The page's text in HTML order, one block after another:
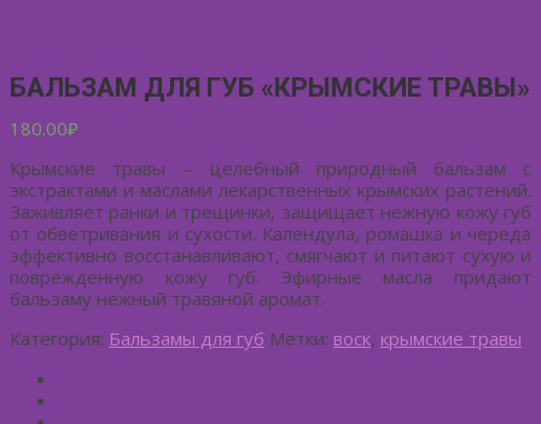
БАЛЬЗАМ ДЛЯ ГУБ «КРЫМСКИЕ ТРАВЫ»
180.00₽
Крымские травы – целебный природный бальзам с
экстрактами и маслами лекарственных крымских растений.
Заживляет ранки и трещинки, защищает нежную кожу губ
от обветривания и сухости. Календула, ромашка и череда
эффективно восстанавливают, смягчают и питают сухую и
поврежденную кожу губ. Эфирные масла придают
бальзаму нежный травяной аромат.
Категория: Бальзамы для губ Метки: воск, крымские травы